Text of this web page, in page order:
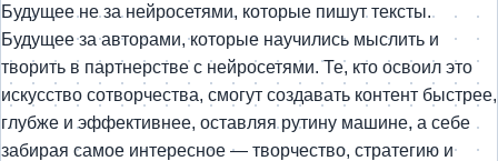
Будущее не за нейросетями, которые пишут тексты.
Будущее за авторами, которые научились мыслить и
творить в партнерстве с нейросетями. Те, кто освоил это
искусство сотворчества, смогут создавать контент быстрее,
глубже и эффективнее, оставляя рутину машине, а себе
забирая самое интересное — творчество, стратегию и